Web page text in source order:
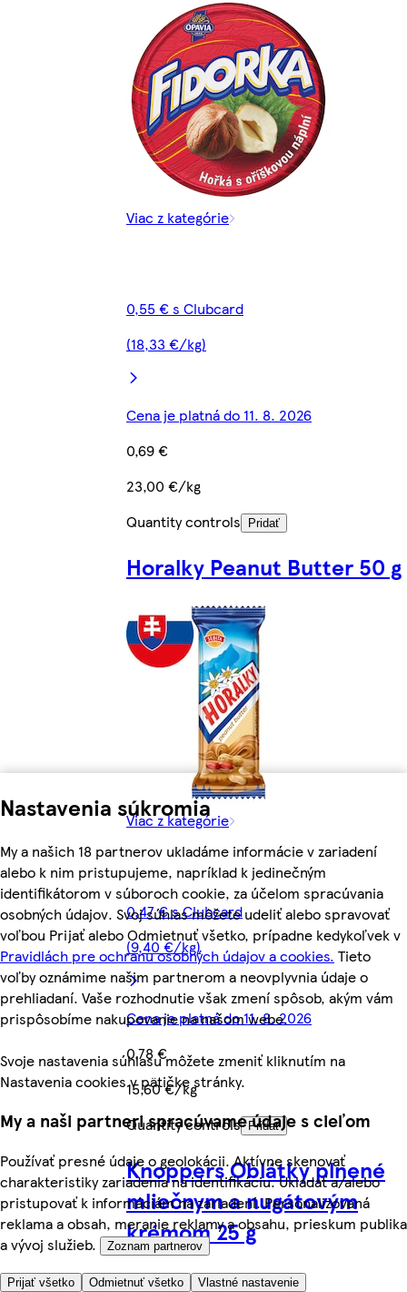
Nastavenia súkromia
My a našich 18 partnerov ukladáme informácie v zariadení
alebo k nim pristupujeme, napríklad k jedinečným
identifikátorom v súboroch cookie, za účelom spracúvania
osobných údajov. Svoj súhlas môžete udeliť alebo spravovať
voľbou Prijať alebo Odmietnuť všetko, prípadne kedykoľvek v
Pravidlách pre ochranu osobných údajov a cookies. Tieto
voľby oznámime našim partnerom a neovplyvnia údaje o
prehliadaní. Vaše rozhodnutie však zmení spôsob, akým vám
prispôsobíme nakupovanie na našom webe.
Svoje nastavenia súhlasu môžete zmeniť kliknutím na
Nastavenia cookies v pätičke stránky.
My a naši partneri spracúvame údaje s cieľom
Používať presné údaje o geolokácii. Aktívne skenovať
charakteristiky zariadenia na identifikáciu. Ukladať a/alebo
pristupovať k informáciám na zariadení. Personalizovaná
reklama a obsah, meranie reklamy a obsahu, prieskum publika
a vývoj služieb.
Zoznam partnerov
Prijať všetko Odmietnuť všetko Vlastné nastavenie
Viac z kategórie
0,55 € s Clubcard
(18,33 €/kg)
Cena je platná do 11. 8. 2026
0,69 €
23,00 €/kg
Quantity controls
Pridať
Horalky Peanut Butter 50 g
Viac z kategórie
0,47 € s Clubcard
(9,40 €/kg)
Cena je platná do 11. 8. 2026
0,78 €
15,60 €/kg
Quantity controls
Pridať
Knoppers Oblátky plnené
mliečnym a nugátovým
krémom 25 g